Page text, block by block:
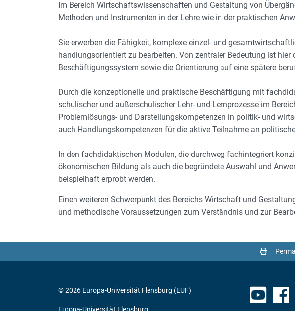
Im Bereich Wirtschaftswissenschaften und Gestaltung von
Methoden und Instrumenten in der Lehre wie in der praktischen
Sie erwerben die Fähigkeit, komplexe einzel- und
handlungsorientiert zu bearbeiten. Von zentraler Bedeutung ist
Beschäftigungssystem sowie die Orientierung auf eine spätere
Durch die konzeptionelle und praktische Beschäftigung mit
schulischer und außerschulischer Lehr- und Lernprozesse im
Problemlösungs- und Darstellungskompetenzen in politik- und
auch Handlungskompetenzen für die aktive Teilnahme an
In den fachdidaktischen Modulen, die durchweg fachintegriert
ökonomischen Bildung als auch die begründete Auswahl und
beispielhaft erprobt werden.
Einen weiteren Schwerpunkt des Bereichs Wirtschaft und
und methodische Voraussetzungen zum Verständnis und zur
© 2026 Europa-Universität Flensburg (EUF)
Europa-Universität Flensburg